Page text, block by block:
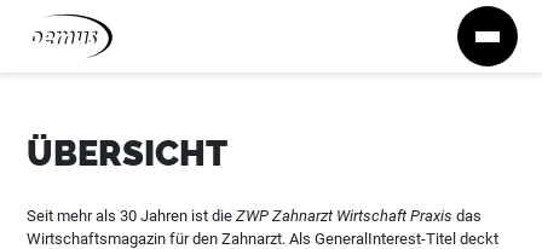
Zum Inhalt springen
ÜBERSICHT
Seit mehr als 30 Jahren ist dieZWP Zahnarzt Wirtschaft Praxis das
Wirtschaftsmagazin für den Zahnarzt. Als GeneralInterest-Titel deckt